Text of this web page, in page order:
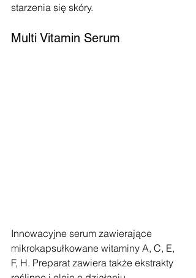
starzenia się skóry.
Multi Vitamin Serum
Innowacyjne serum zawierające
mikrokapsułkowane witaminy A, C, E,
F, H. Preparat zawiera także ekstrakty